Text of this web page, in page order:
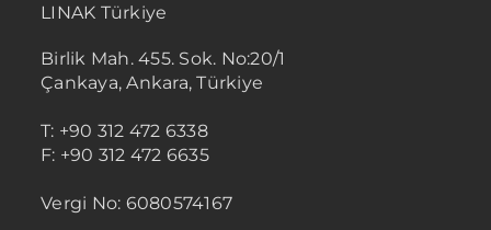
LINAK Türkiye
Birlik Mah. 455. Sok. No:20/1
Çankaya, Ankara, Türkiye
T: +90 312 472 6338
F: +90 312 472 6635
Vergi No: 6080574167